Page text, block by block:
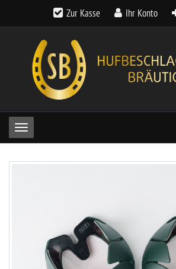
Zur Kasse Ihr Konto
Toggle navigation